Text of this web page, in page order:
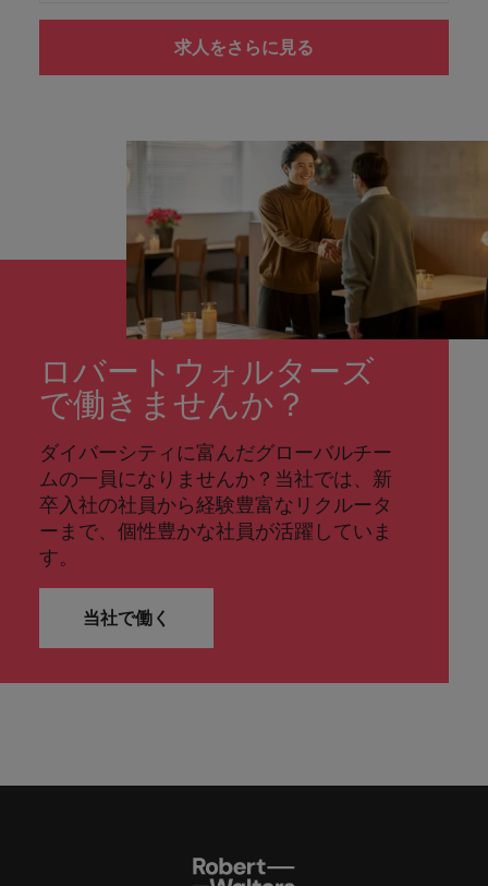
求人をさらに見る
ロバートウォルターズ
で働きませんか？
ダイバーシティに富んだグローバルチー
ムの一員になりませんか？当社では、新
卒入社の社員から経験豊富なリクルータ
ーまで、個性豊かな社員が活躍していま
す。
当社で働く